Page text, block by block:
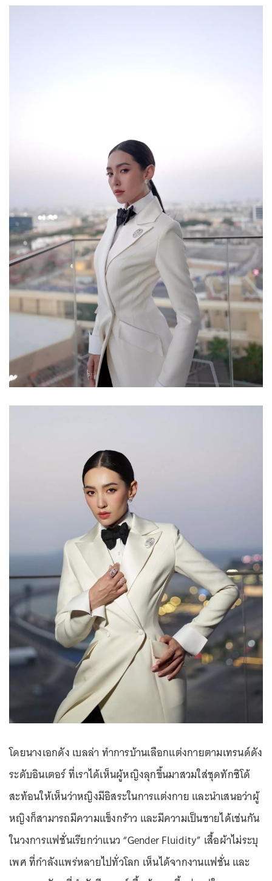
โดยนางเอกดัง เบลล่า ทำการบ้านเลือกแต่งกายตามเทรนด์ดัง
ระดับอินเตอร์ ที่เราได้เห็นผู้หญิงลุกขึ้นมาสวมใส่ชุดทักซิโด้
สะท้อนให้เห็นว่าหญิงมีอิสระในการแต่งกาย และนำเสนอว่าผู้
หญิงก็สามารถมีความแข็งกร้าว และมีความเป็นชายได้เช่นกัน
ในวงการแฟชั่นเรียกว่าแนว “Gender Fluidity” เสื้อผ้าไม่ระบุ
เพศ ที่กำลังแพร่หลายไปทั่วโลก เห็นได้จากงานแฟชั่น และ